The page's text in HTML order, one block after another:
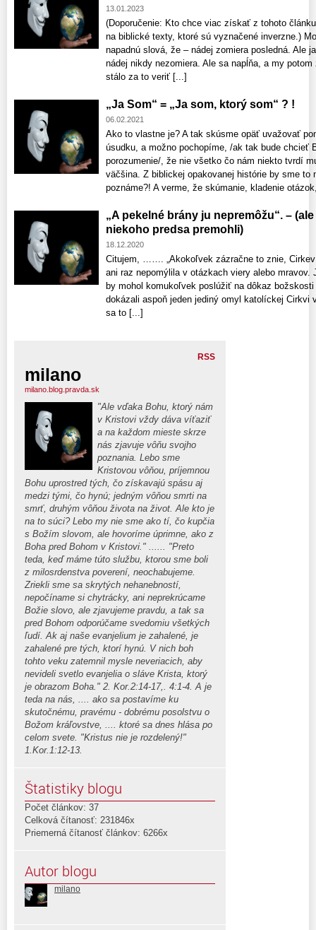
13.01.2023
(Doporučenie: Kto chce viac získať z tohoto
na biblické texty, ktoré sú vyznačené inverzne.)
napadnú slová, že – nádej zomiera posledná. Ale
nádej nikdy nezomiera. Ale sa napĺňa, a my
stálo za to veriť [...]
„Ja Som“ = „Ja som, ktorý som“ ? !
06.02.2021
Ako to vlastne je? A tak skúsme opäť uvažovať
úsudku, a možno pochopíme, /ak tak bude chcieť
porozumenie/, že nie všetko čo nám niekto tvrdí
väčšina. Z biblickej opakovanej histórie by sme to
poznáme?! A verme, že skúmanie, kladenie
„A pekelné brány ju nepremôžu“. –
niekoho predsa premohli)
18.12.2020
Citujem, ……. „Akokoľvek zázračne to znie,
ani raz nepomýlila v otázkach viery alebo
by mohol komukoľvek poslúžiť na dôkaz
dokázali aspoň jeden jediný omyl katolíckej Cirkvi
sa to [...]
RSS
milano
milano.blog.pravda.sk
"Ale vďaka Bohu, ktorý nám
v Kristovi vždy dáva víťaziť
a na každom mieste skrze
nás zjavuje vôňu svojho
poznania. Lebo sme
Kristovou vôňou, príjemnou
Bohu uprostred tých, čo získavajú spásu aj
medzi tými, čo hynú; jedným vôňou smrti na
smrť, druhým vôňou života na život. Ale kto je
na to súci? Lebo my nie sme ako tí, čo kupčia
s Božím slovom, ale hovoríme úprimne, ako z
Boha pred Bohom v Kristovi." ...... "Preto
teda, keď máme túto službu, ktorou sme boli
z milosrdenstva poverení, neochabujeme.
Zriekli sme sa skrytých nehanebností,
nepočíname si chytrácky, ani neprekrúcame
Božie slovo, ale zjavujeme pravdu, a tak sa
pred Bohom odporúčame svedomiu všetkých
ľudí. Ak aj naše evanjelium je zahalené, je
zahalené pre tých, ktorí hynú. V nich boh
tohto veku zatemnil mysle neveriacich, aby
nevideli svetlo evanjelia o sláve Krista, ktorý
je obrazom Boha." 2. Kor.2:14-17,. 4:1-4. A je
teda na nás, .... ako sa postavíme ku
skutočnému, pravému - dobrému posolstvu o
Božom kráľovstve, .... ktoré sa dnes hlása po
celom svete. "Kristus nie je rozdelený!"
1.Kor.1:12-13.
Štatistiky blogu
Počet článkov: 37
Celková čítanosť: 231846x
Priemerná čítanosť článkov: 6266x
Autor blogu
milano